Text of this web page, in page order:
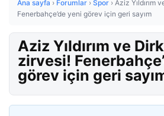
Ana sayfa › Forumlar › Spor › Aziz Yıldırım
Fenerbahçe’de yeni görev için geri sayım
Aziz Yıldırım ve
zirvesi!
görev için geri